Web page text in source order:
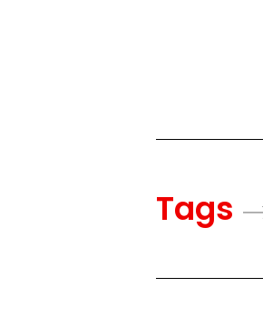
Tags